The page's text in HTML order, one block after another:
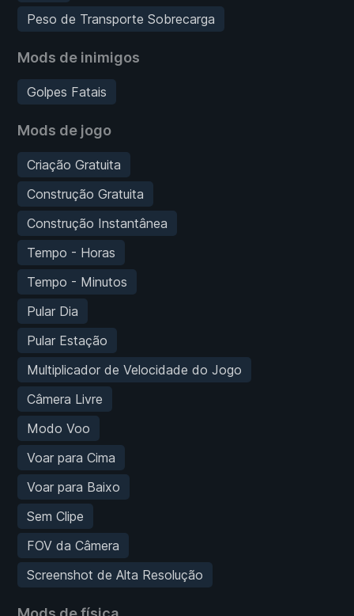
Peso de Transporte Sobrecarga
Mods de inimigos
Golpes Fatais
Mods de jogo
Criação Gratuita
Construção Gratuita
Construção Instantânea
Tempo - Horas
Tempo - Minutos
Pular Dia
Pular Estação
Multiplicador de Velocidade do Jogo
Câmera Livre
Modo Voo
Voar para Cima
Voar para Baixo
Sem Clipe
FOV da Câmera
Screenshot de Alta Resolução